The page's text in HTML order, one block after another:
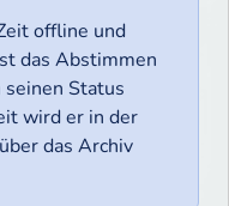
offline und
das Abstimmen
Status
wird er in der
das Archiv